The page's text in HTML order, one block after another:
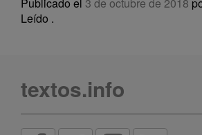
Leído .
textos.info